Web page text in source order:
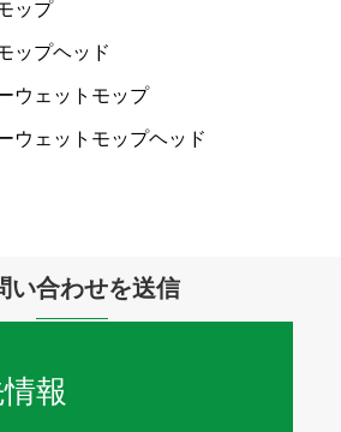
ップ
ップヘッド
ウェットモップ
ウェットモップヘッド
い合わせを送信
報